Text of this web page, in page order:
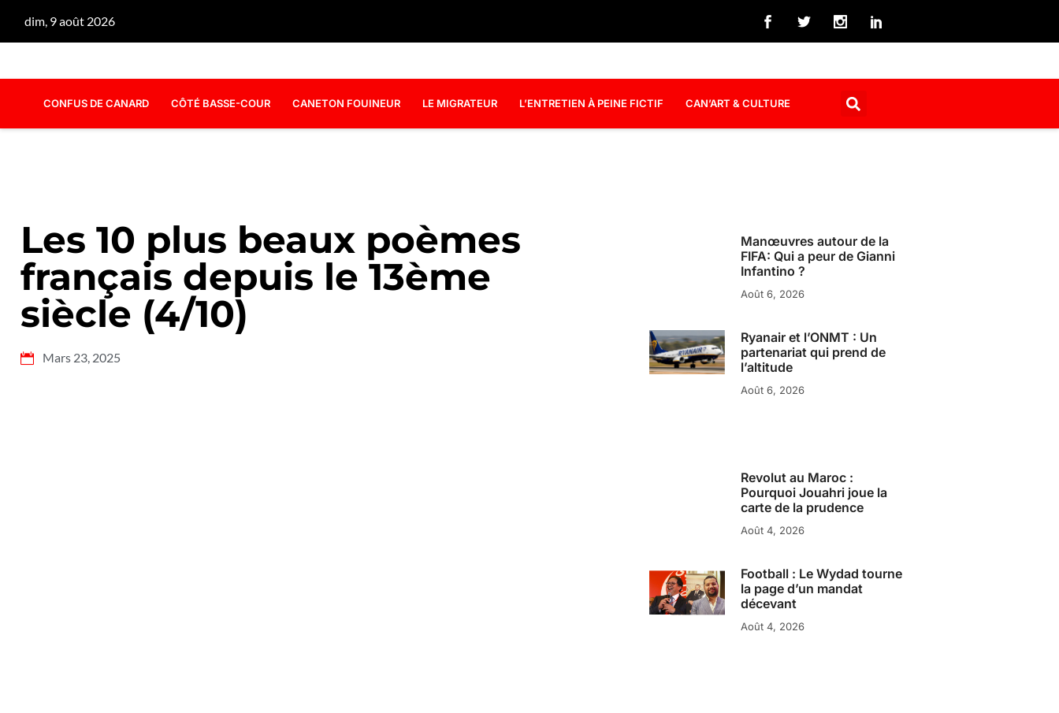
dim, 9 août 2026
CONFUS DE CANARD CÔTÉ BASSE-COUR CANETON FOUINEUR LE MIGRATEUR L’ENTRETIEN À PEINE FICTIF CAN’ART & CULTURE
Les 10 plus beaux poèmes
français depuis le 13ème
siècle (4/10)
Mars 23, 2025
Manœuvres autour de la
FIFA: Qui a peur de Gianni
Infantino ?
Août 6, 2026
Ryanair et l’ONMT : Un
partenariat qui prend de
l’altitude
Août 6, 2026
Revolut au Maroc :
Pourquoi Jouahri joue la
carte de la prudence
Août 4, 2026
Football : Le Wydad tourne
la page d’un mandat
décevant
Août 4, 2026